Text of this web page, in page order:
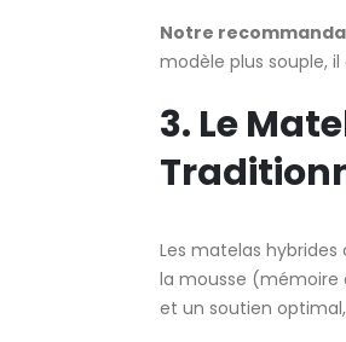
Notre
modèle plus souple,
3. Le
Les matelas
la mousse (mémoire
et un soutien